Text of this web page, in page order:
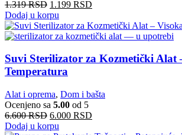
1.319RSD 1.199 RSD
Dodaj u korpu
Suvi Sterilizator za Kozmetički Alat
Temperatura
Alat i oprema, Dom i bašta
Ocenjeno sa 5.00 od 5
6.600RSD 6.000 RSD
Dodaj u korpu